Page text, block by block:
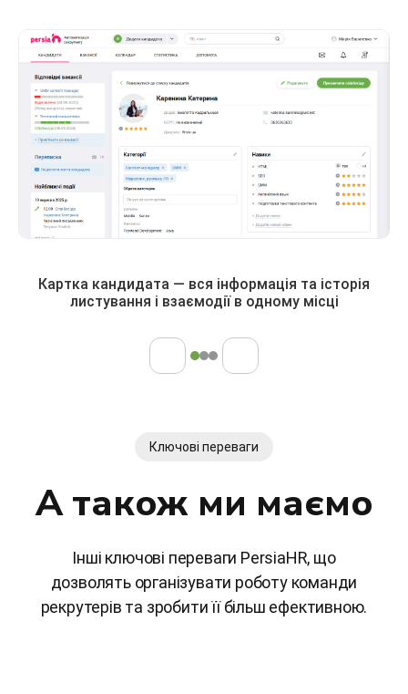
Картка кандидата — вся інформація та історія
листування і взаємодії в одному місці
Ключові переваги
А також ми маємо
Інші ключові переваги PersiaHR, що
дозволять організувати роботу команди
рекрутерів та зробити її більш ефективною.